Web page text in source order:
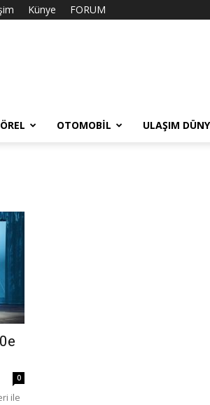
Künye FORUM
OTOMOBIL ULAŞIM
0
ile